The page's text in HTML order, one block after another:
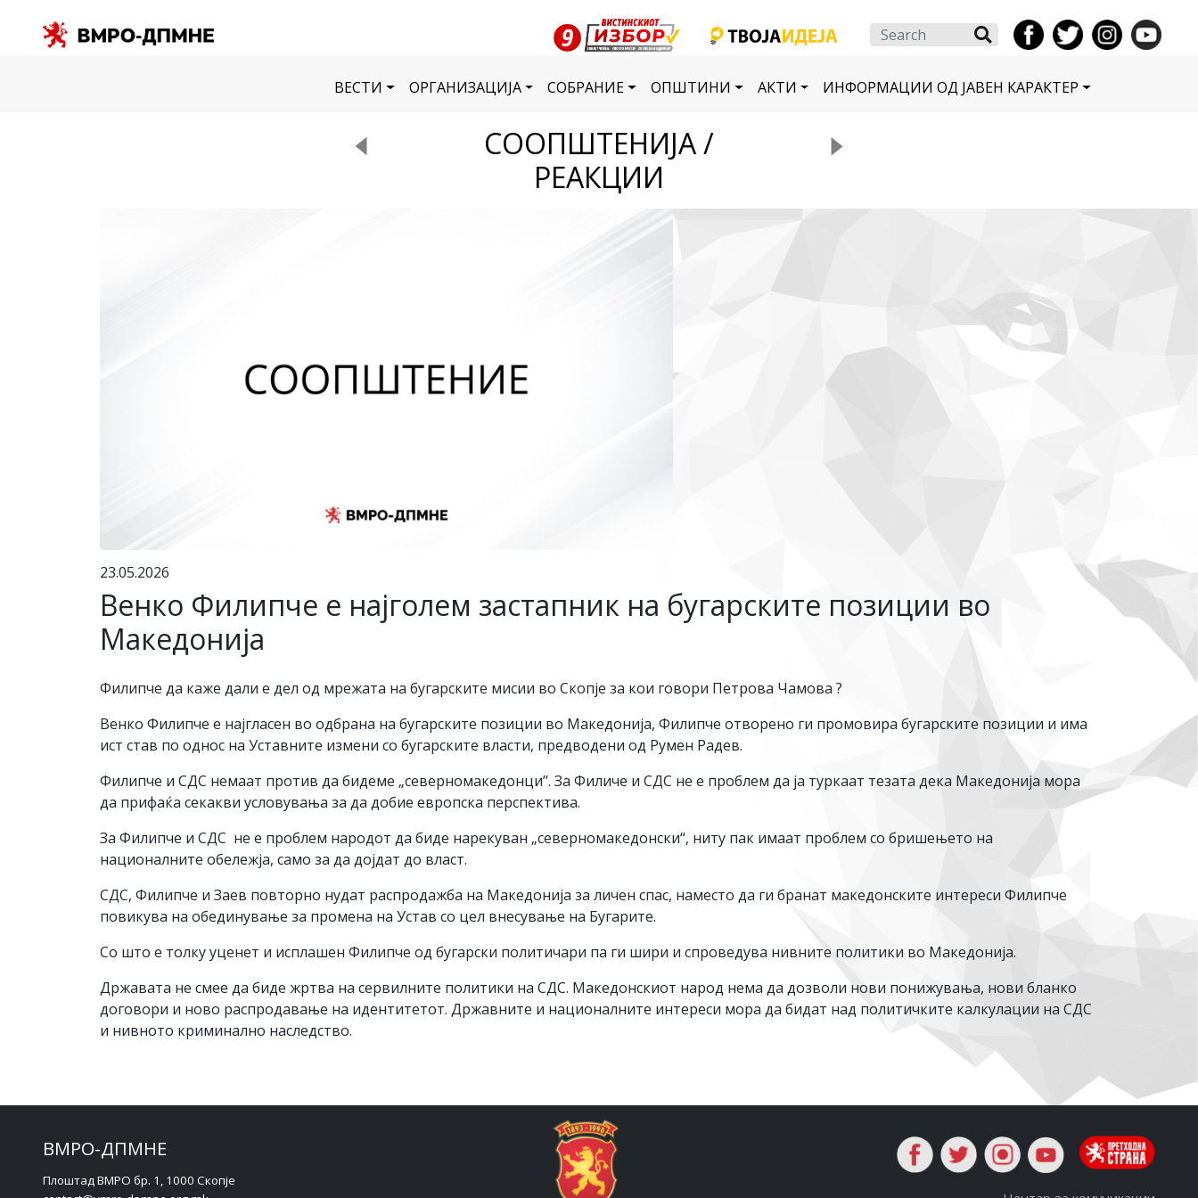
Search
ВЕСТИ ОРГАНИЗАЦИЈА СОБРАНИЕ ОПШТИНИ АКТИ ИНФОРМАЦИИ ОД ЈАВЕН КАРАКТЕР
СООПШТЕНИЈА /
РЕАКЦИИ
23.05.2026
Венко Филипче е најголем застапник на бугарските позиции во
Македонија
Филипче да каже дали е дел од мрежата на бугарските мисии во Скопје за кои говори Петрова Чамова ?
Венко Филипче е најгласен во одбрана на бугарските позиции во Македонија, Филипче отворено ги промовира бугарските позиции и има
ист став по однос на Уставните измени со бугарските власти, предводени од Румен Радев.
Филипче и СДС немаат против да бидеме „северномакедонци’’. За Филиче и СДС не е проблем да ја туркаат тезата дека Македонија мора
да прифаќа секакви условувања за да добие европска перспектива.
За Филипче и СДС не е проблем народот да биде нарекуван „северномакедонски“, ниту пак имаат проблем со бришењето на
националните обележја, само за да дојдат до власт.
СДС, Филипче и Заев повторно нудат распродажба на Македонија за личен спас, наместо да ги бранат македонските интереси Филипче
повикува на обединување за промена на Устав со цел внесување на Бугарите.
Со што е толку уценет и исплашен Филипче од бугарски политичари па ги шири и спроведува нивните политики во Македонија.
Државата не смее да биде жртва на сервилните политики на СДС. Македонскиот народ нема да дозволи нови понижувања, нови бланко
договори и ново распродавање на идентитетот. Државните и националните интереси мора да бидат над политичките калкулации на СДС
и нивното криминално наследство.
ВМРО-ДПМНЕ
Плоштад ВМРО бр. 1, 1000 Скопје